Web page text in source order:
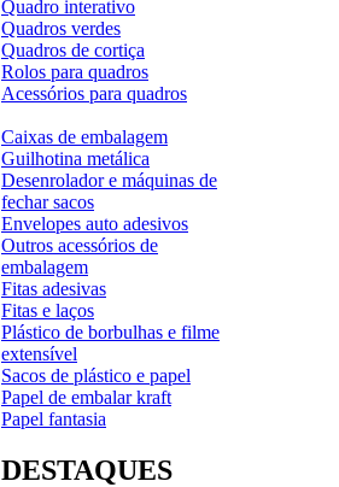
Quadro interativo
Quadros verdes
Quadros de cortiça
Rolos para quadros
Acessórios para quadros
Caixas de embalagem
Guilhotina metálica
Desenrolador e máquinas de
fechar sacos
Envelopes auto adesivos
Outros acessórios de
embalagem
Fitas adesivas
Fitas e laços
Plástico de borbulhas e filme
extensível
Sacos de plástico e papel
Papel de embalar kraft
Papel fantasia
DESTAQUES